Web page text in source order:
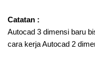
Catatan :
Autocad 3 dimensi baru
cara kerja Autocad 2